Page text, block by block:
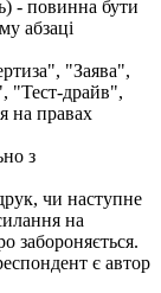
- повинна бути
абзаці
"Заява",
"Тест-драйв",
на правах
з
чи наступне
на
забороняється.
є автор